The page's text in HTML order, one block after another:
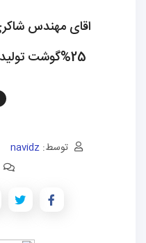
اقای مهندس
25%گوشت تولیدی توسط عشایر کرمان
توسط: navidz